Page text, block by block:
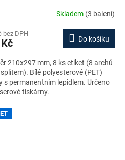
Skladem (3 balení)
bez DPH
Do košíku
210x297 mm, 8 ks etiket (8 archů
Bílé polyesterové (PET)
s permanentním lepidlem. Určeno
tiskárny.